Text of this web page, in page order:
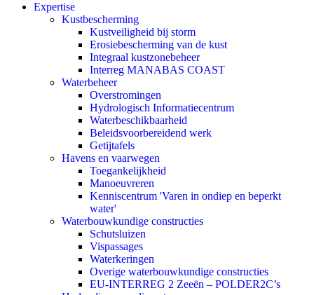
Expertise
Kustbescherming
Kustveiligheid bij storm
Erosiebescherming van de kust
Integraal kustzonebeheer
Interreg MANABAS COAST
Waterbeheer
Overstromingen
Hydrologisch Informatiecentrum
Waterbeschikbaarheid
Beleidsvoorbereidend werk
Getijtafels
Havens en vaarwegen
Toegankelijkheid
Manoeuvreren
Kenniscentrum 'Varen in ondiep en beperkt
water'
Waterbouwkundige constructies
Schutsluizen
Vispassages
Waterkeringen
Overige waterbouwkundige constructies
EU-INTERREG 2 Zeeën – POLDER2C’s